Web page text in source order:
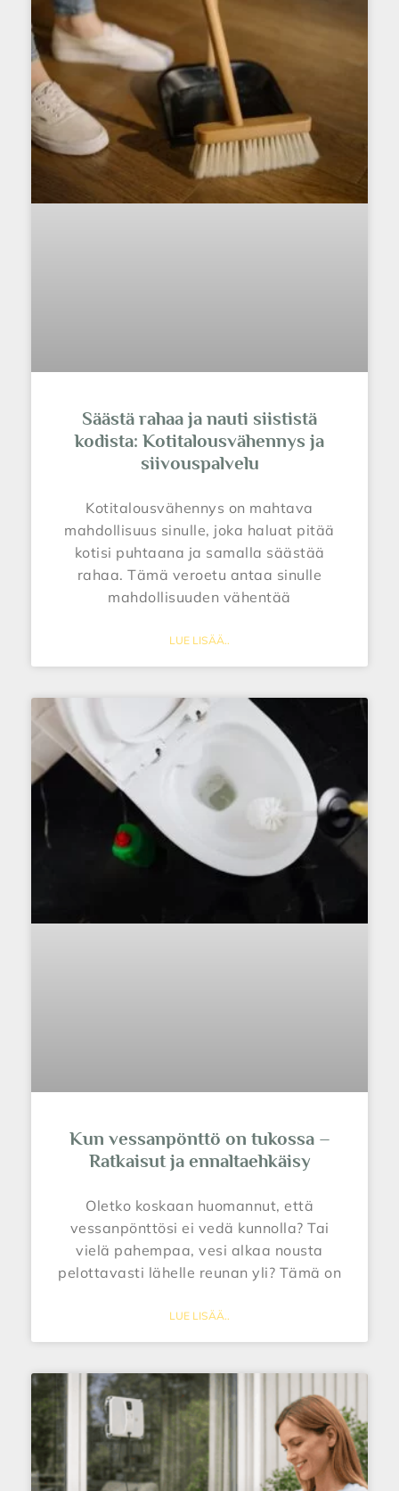
Säästä rahaa ja nauti siististä
kodista: Kotitalousvähennys ja
siivouspalvelu
Kotitalousvähennys on mahtava
mahdollisuus sinulle, joka haluat pitää
kotisi puhtaana ja samalla säästää
rahaa. Tämä veroetu antaa sinulle
mahdollisuuden vähentää
LUE LISÄÄ..
Kun vessanpönttö on tukossa –
Ratkaisut ja ennaltaehkäisy
Oletko koskaan huomannut, että
vessanpönttösi ei vedä kunnolla? Tai
vielä pahempaa, vesi alkaa nousta
pelottavasti lähelle reunan yli? Tämä on
LUE LISÄÄ..